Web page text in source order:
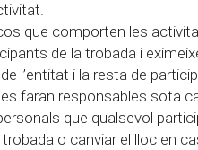
que comporten les
de la trobada i
l’entitat i la resta de
faran responsables sota
que qualsevol
o canviar el lloc en